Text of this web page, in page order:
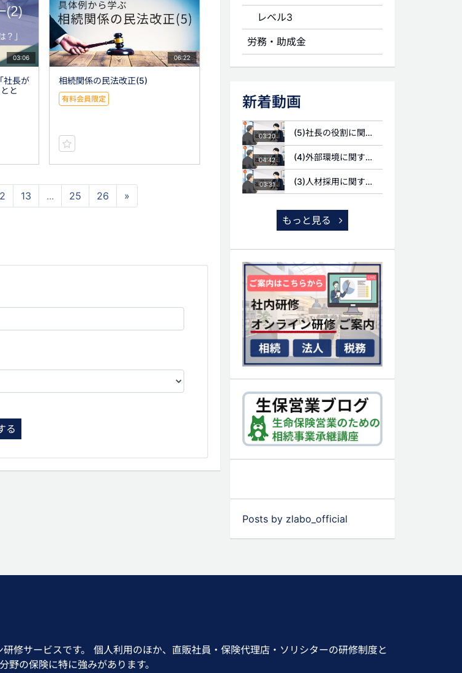
03:06
長が
と
06:22
相続関係の民法改正(5)
有料会員限定
13 ... 25 26 »
る
レベル3
労務・助成金
新着動画
03:20 (5)社長の役割に関する質問
04:42 (4)外部環境に関する質問
03:31 (3)人材採用に関する質問
もっと見る
Posts by zlabo_official
修サービスです。 個人利用のほか、直販社員・保険代理店・ソリシターの研修制度と
の保険に特に強みがあります。